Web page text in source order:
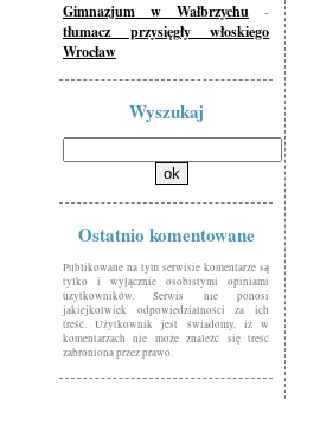
Gimnazjum w Wałbrzychu -
tłumacz przysięgły włoskiego
Wrocław
Wyszukaj
Ostatnio komentowane
Publikowane na tym serwisie komentarze są
tylko i wyłącznie osobistymi opiniami
użytkowników. Serwis nie ponosi
jakiejkolwiek odpowiedzialności za ich
treść. Użytkownik jest świadomy, iż w
komentarzach nie może znaleźć się treść
zabroniona przez prawo.